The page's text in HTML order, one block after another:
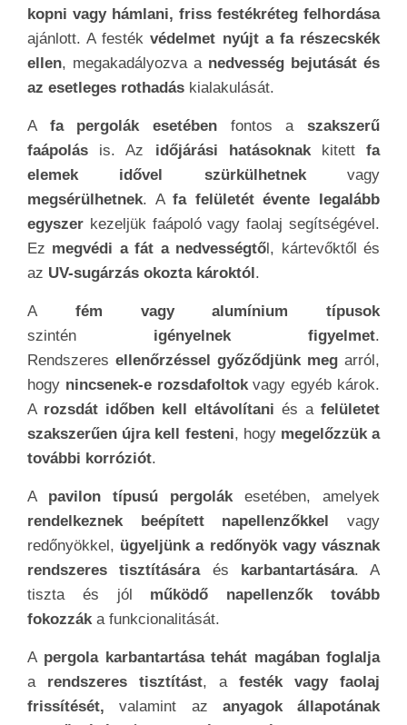
kopni vagy hámlani, friss festékréteg felhordása
ajánlott. A festékvédelmet nyújt a fa részecskék
ellen, megakadályozva a nedvesség bejutását és
az esetleges rothadás kialakulását.
A fa pergolák esetében fontos aszakszerű
faápolás is. Az időjárási hatásoknakkitettfa
elemek idővel szürkülhetnekvagy
megsérülhetnek. Afa felületét évente legalább
egyszer kezeljük faápoló vagy faolaj segítségével.
Ez megvédi a fát a nedvességtől, kártevőktől és
az UV-sugárzás okozta károktól.
A fém vagy alumínium típusok
szintén igényelnek figyelmet.
Rendszeres ellenőrzéssel győződjünk meg arról,
hogy nincsenek-e rozsdafoltokvagy egyéb károk.
A rozsdát időben kell eltávolítani és a felületet
szakszerűen újra kell festeni, hogy megelőzzük a
további korróziót.
A pavilon típusú pergolákesetében, amelyek
rendelkeznek beépített napellenzőkkel vagy
redőnyökkel, ügyeljünk a redőnyök vagy vásznak
rendszeres tisztításáraés karbantartására. A
tiszta és jól működő napellenzők tovább
fokozzáka funkcionalitását.
A pergola karbantartása tehát magában foglalja
arendszeres tisztítást, a festék vagy faolaj
frissítését, valamint az anyagok állapotának